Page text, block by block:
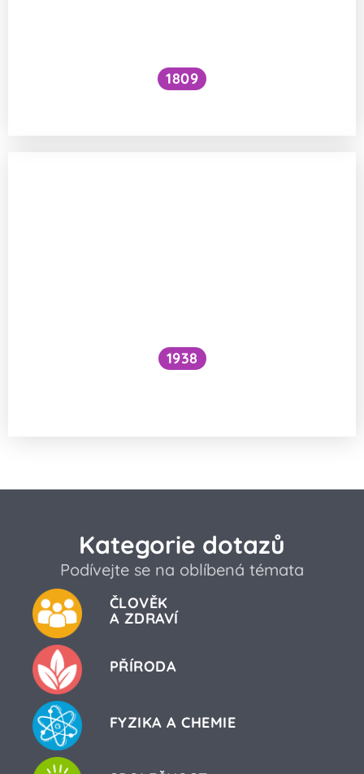
1809
1938
Kategorie dotazů
Podívejte se na oblíbená témata
ČLOVĚK
A ZDRAVÍ
PŘÍRODA
FYZIKA A CHEMIE